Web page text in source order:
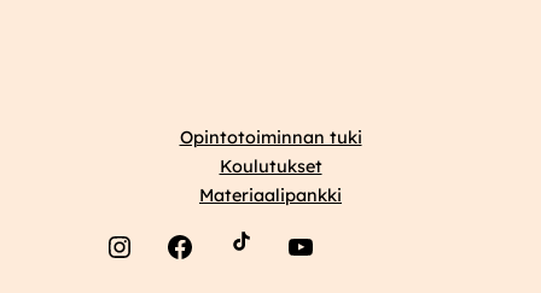
Opintotoiminnan tuki
Koulutukset
Materiaalipankki